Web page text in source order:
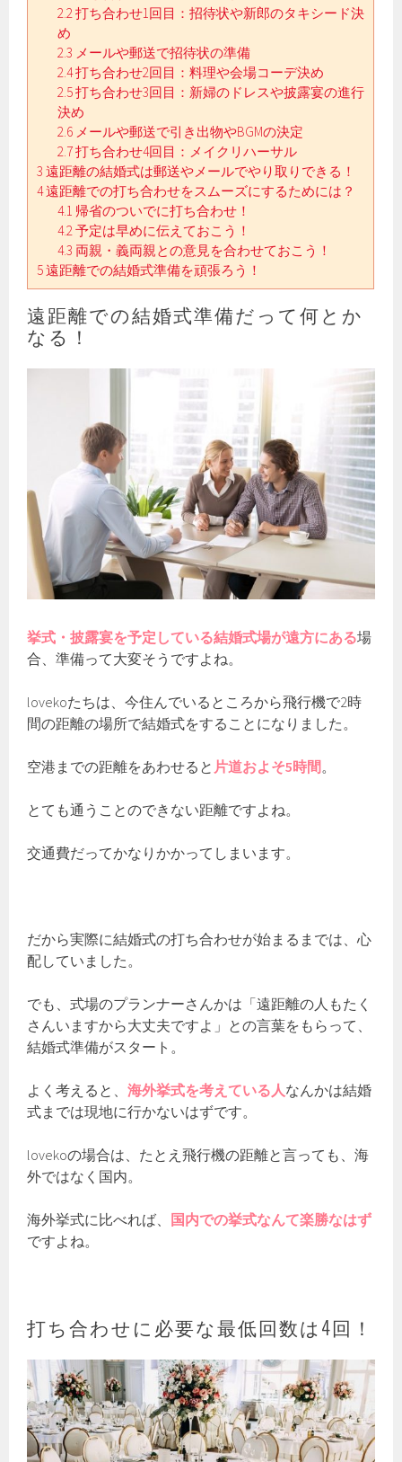
2.2 打ち合わせ1回目：招待状や新郎のタキシード決
め
2.3 メールや郵送で招待状の準備
2.4打ち合わせ2回目：料理や会場コーデ決め
2.5打ち合わせ3回目：新婦のドレスや披露宴の進行
決め
2.6 メールや郵送で引き出物やBGMの決定
2.7打ち合わせ4回目：メイクリハーサル
3 遠距離の結婚式は郵送やメールでやり取りできる！
4遠距離での打ち合わせをスムーズにするためには？
4.1 帰省のついでに打ち合わせ！
4.2 予定は早めに伝えておこう！
4.3 両親・義両親との意見を合わせておこう！
5遠距離での結婚式準備を頑張ろう！
遠距離での結婚式準備だって何とか
なる！
挙式・披露宴を予定している結婚式場が遠方にある場
合、準備って大変そうですよね。
lovekoたちは、今住んでいるところから飛行機で2時
間の距離の場所で結婚式をすることになりました。
空港までの距離をあわせると 片道およそ5時間。
とても通うことのできない距離ですよね。
交通費だってかなりかかってしまいます。
だから実際に結婚式の打ち合わせが始まるまでは、心
配していました。
でも、式場のプランナーさんかは「遠距離の人もたく
さんいますから大丈夫ですよ」との言葉をもらって、
結婚式準備がスタート。
よく考えると、海外挙式を考えている人なんかは結婚
式までは現地に行かないはずです。
lovekoの場合は、たとえ飛行機の距離と言っても、海
外ではなく国内。
海外挙式に比べれば、
国内での挙式なんて楽勝なはず
ですよね。
打ち合わせに必要な最低回数は4回！